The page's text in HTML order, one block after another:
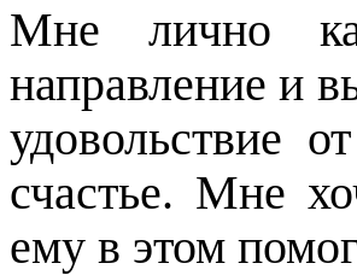
Мне лично
направление и
удовольствие
счастье. Мне
ему в этом